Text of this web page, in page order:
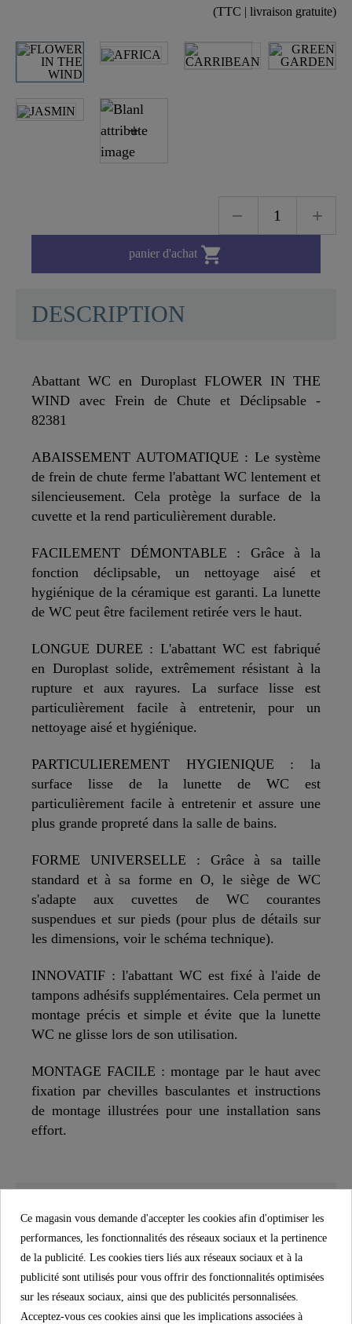
(TTC | livraison gratuite)
panier d'achat 
DESCRIPTION
Abattant WC en Duroplast FLOWER IN THE
WIND avec Frein de Chute et Déclipsable -
82381
ABAISSEMENT AUTOMATIQUE : Le système
de frein de chute ferme l'abattant WC lentement et
silencieusement. Cela protège la surface de la
cuvette et la rend particulièrement durable.
FACILEMENT DÉMONTABLE : Grâce à la
fonction déclipsable, un nettoyage aisé et
hygiénique de la céramique est garanti. La lunette
de WC peut être facilement retirée vers le haut.
LONGUE DUREE : L'abattant WC est fabriqué
en Duroplast solide, extrêmement résistant à la
rupture et aux rayures. La surface lisse est
particulièrement facile à entretenir, pour un
nettoyage aisé et hygiénique.
PARTICULIEREMENT HYGIENIQUE : la
surface lisse de la lunette de WC est
particulièrement facile à entretenir et assure une
plus grande propreté dans la salle de bains.
FORME UNIVERSELLE : Grâce à sa taille
standard et à sa forme en O, le siège de WC
s'adapte aux cuvettes de WC courantes
suspendues et sur pieds (pour plus de détails sur
les dimensions, voir le schéma technique).
INNOVATIF : l'abattant WC est fixé à l'aide de
tampons adhésifs supplémentaires. Cela permet un
montage précis et simple et évite que la lunette
WC ne glisse lors de son utilisation.
MONTAGE FACILE : montage par le haut avec
fixation par chevilles basculantes et instructions
de montage illustrées pour une installation sans
effort.
SCHÜTTE
CARACTÉRISTIQUES
Boutique d'Allemagne
Ce magasin vous demande d'accepter les cookies afin d'optimiser les
performances, les fonctionnalités des réseaux sociaux et la pertinence
de la publicité. Les cookies tiers liés aux réseaux sociaux et à la
publicité sont utilisés pour vous offrir des fonctionnalités optimisées
sur les réseaux sociaux, ainsi que des publicités personnalisées.
Acceptez-vous ces cookies ainsi que les implications associées à